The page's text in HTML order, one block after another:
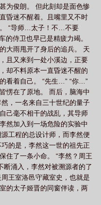
为俊朗。 但此刻却是面色惨
昏迷不醒着。且嘴里又不时
“导师…太子！不…不要
侍卫也早已是精疲力竭。
大雨甩开了身后的追兵。 天
且又来到一处小溪边，正要
却不料原本一直昏迷不醒的
看着自己。 “先生…” “你…”
愣在了原地。 而后，脑海中
，一名来自三十世纪的量子
己毫不相干的战乱，其导师
然加入到一场危险的实验中
工程的总设计师，而李然便
的是，李然这一世的祖先正
住了一条小命。 “李然？周王
断涌入，李然对被溯源者的了
王室洛邑守藏室史，也就是
的太子姬晋的同窗伴读，两